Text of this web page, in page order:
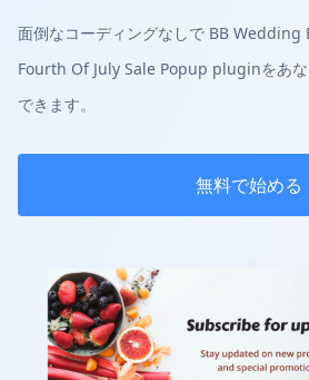
面倒なコーディングなしで BB
Fourth Of July Sale Popup pluginをあ
できます。
無料で始める